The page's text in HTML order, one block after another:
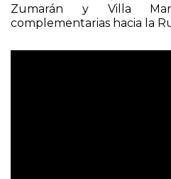
Zumarán y Villa
complementarias hacia la